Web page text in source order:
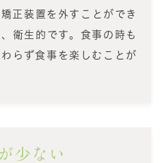
正装置を外すことができ
衛生的です。食事の時も
らず食事を楽しむことが
少ない